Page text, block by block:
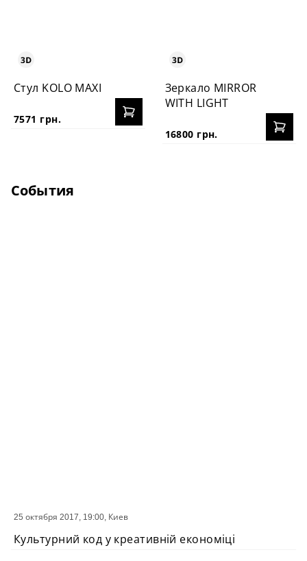
Стул KOLO MAXI
7571 грн.
Зеркало MIRROR
WITH LIGHT
16800 грн.
События
СОБЫТИЕ
25 октября 2017, 19:00, Киев
Культурний код у креативній економіці